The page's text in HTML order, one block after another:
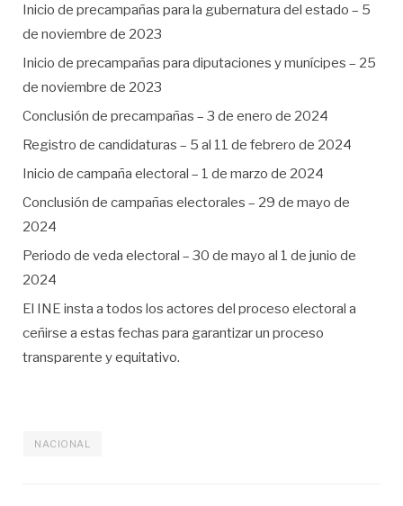
Inicio de precampañas para la gubernatura del estado – 5
de noviembre de 2023
Inicio de precampañas para diputaciones y munícipes – 25
de noviembre de 2023
Conclusión de precampañas – 3 de enero de 2024
Registro de candidaturas – 5 al 11 de febrero de 2024
Inicio de campaña electoral – 1 de marzo de 2024
Conclusión de campañas electorales – 29 de mayo de
2024
Periodo de veda electoral – 30 de mayo al 1 de junio de
2024
El INE insta a todos los actores del proceso electoral a
ceñirse a estas fechas para garantizar un proceso
transparente y equitativo.
NACIONAL